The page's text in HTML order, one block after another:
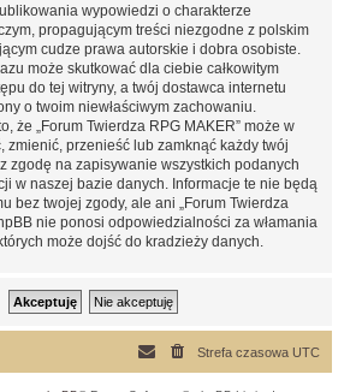
wypowiedzi o charakterze
propagującym treści niezgodne z polskim
cudze prawa autorskie i dobra osobiste.
może skutkować dla ciebie całkowitym
do tej witryny, a twój dostawca internetu
o twoim niewłaściwym zachowaniu.
że „Forum Twierdza RPG MAKER” może w
zmienić, przenieść lub zamknąć każdy twój
zgodę na zapisywanie wszystkich podanych
w naszej bazie danych. Informacje te nie będą
bez twojej zgody, ale ani „Forum Twierdza
nie ponosi odpowiedzialności za włamania
może dojść do kradzieży danych.
Strefa czasowa UTC